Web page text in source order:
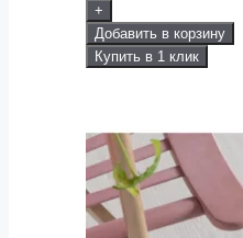
+
Добавить в корзину
Купить в 1 клик